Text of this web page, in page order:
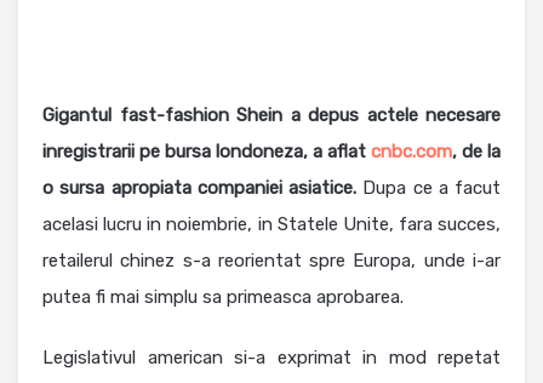
Gigantul fast-fashion Shein a depus actele necesare
inregistrarii pe bursa londoneza, a aflat cnbc.com, de la
o sursa apropiata companiei asiatice. Dupa ce a facut
acelasi lucru in noiembrie, in Statele Unite, fara succes,
retailerul chinez s-a reorientat spre Europa, unde i-ar
putea fi mai simplu sa primeasca aprobarea.
Legislativul american si-a exprimat in mod repetat